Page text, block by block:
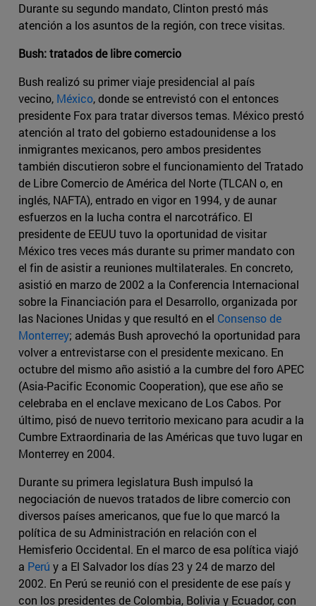
Durante su segundo mandato, Clinton prestó más
atención a los asuntos de la región, con trece visitas.
Bush: tratados de libre comercio
Bush realizó su primer viaje presidencial al país
vecino, México, donde se entrevistó con el entonces
presidente Fox para tratar diversos temas. México prestó
atención al trato del gobierno estadounidense a los
inmigrantes mexicanos, pero ambos presidentes
también discutieron sobre el funcionamiento del Tratado
de Libre Comercio de América del Norte (TLCAN o, en
inglés, NAFTA), entrado en vigor en 1994, y de aunar
esfuerzos en la lucha contra el narcotráfico. El
presidente de EEUU tuvo la oportunidad de visitar
México tres veces más durante su primer mandato con
el fin de asistir a reuniones multilaterales. En concreto,
asistió en marzo de 2002 a la Conferencia Internacional
sobre la Financiación para el Desarrollo, organizada por
las Naciones Unidas y que resultó en el Consenso de
Monterrey; además Bush aprovechó la oportunidad para
volver a entrevistarse con el presidente mexicano. En
octubre del mismo año asistió a la cumbre del foro APEC
(Asia-Pacific Economic Cooperation), que ese año se
celebraba en el enclave mexicano de Los Cabos. Por
último, pisó de nuevo territorio mexicano para acudir a la
Cumbre Extraordinaria de las Américas que tuvo lugar en
Monterrey en 2004.
Durante su primera legislatura Bush impulsó la
negociación de nuevos tratados de libre comercio con
diversos países americanos, que fue lo que marcó la
política de su Administración en relación con el
Hemisferio Occidental. En el marco de esa política viajó
a Perú y a El Salvador los días 23 y 24 de marzo del
2002. En Perú se reunió con el presidente de ese país y
con los presidentes de Colombia, Bolivia y Ecuador, con